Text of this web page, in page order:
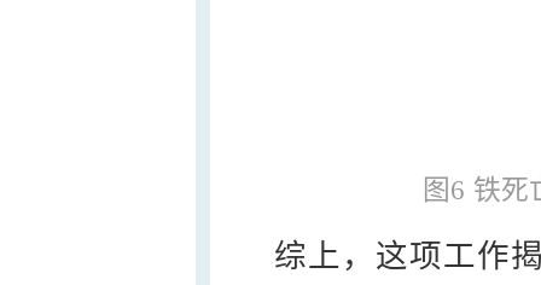
图6 铁
综上，这项工作